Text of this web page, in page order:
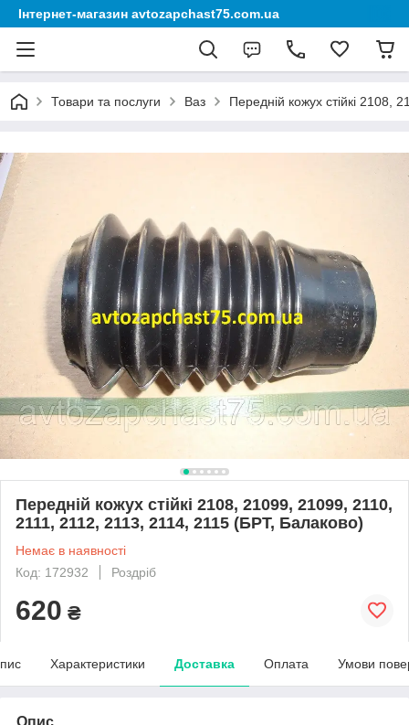
Інтернет-магазин avtozapchast75.com.ua
Товари та послуги Ваз Передній кожух стійкі
Передній кожух стійкі 2108, 21099, 21099, 2110,
2111, 2112, 2113, 2114, 2115 (БРТ, Балаково)
Немає в наявності
Код: 172932
Роздріб
620 ₴
Характеристики Доставка Оплата Умови
Опис